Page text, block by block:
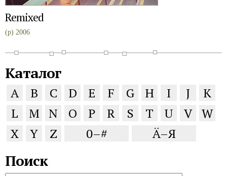
Remixed
(p) 2006
Каталог
A B C D E F G H I J
K
L
M N O P R S T U V W
X
Y Z 0–# Ä–Я
Поиск